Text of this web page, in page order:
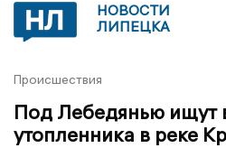
НОВОСТИ
ЛИПЕЦКА
Происшествия
Под Лебедянью ищут
утопленника в реке